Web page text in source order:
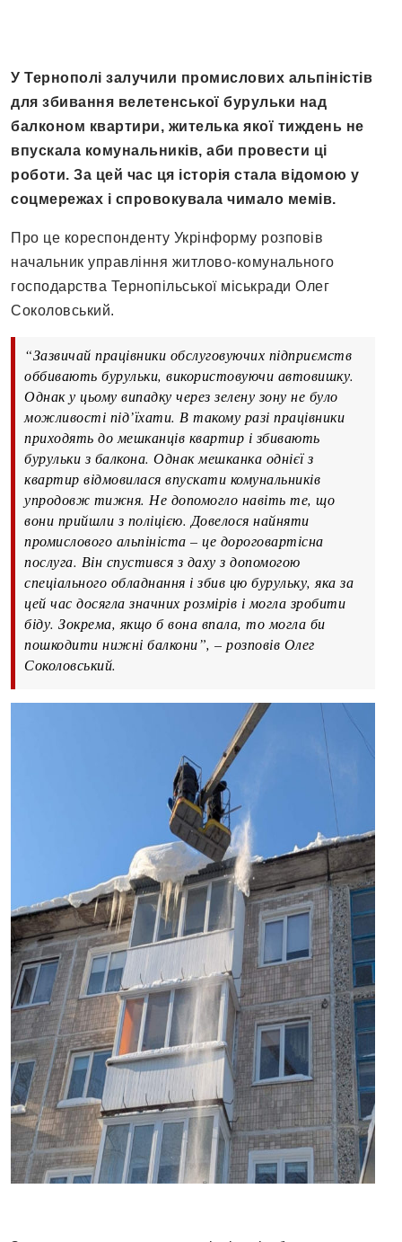
У Тернополі залучили промислових альпіністів
для збивання велетенської бурульки над
балконом квартири, жителька якої тиждень не
впускала комунальників, аби провести ці
роботи. За цей час ця історія стала відомою у
соцмережах і спровокувала чимало мемів.
Про це кореспонденту Укрінформу розповів
начальник управління житлово-комунального
господарства Тернопільської міськради Олег
Соколовський.
“Зазвичай працівники обслуговуючих підприємств
оббивають бурульки, використовуючи автовишку.
Однак у цьому випадку через зелену зону не було
можливості під’їхати. В такому разі працівники
приходять до мешканців квартир і збивають
бурульки з балкона. Однак мешканка однієї з
квартир відмовилася впускати комунальників
упродовж тижня. Не допомогло навіть те, що
вони прийшли з поліцією. Довелося найняти
промислового альпініста – це дороговартісна
послуга. Він спустився з даху з допомогою
спеціального обладнання і збив цю бурульку, яка за
цей час досягла значних розмірів і могла зробити
біду. Зокрема, якщо б вона впала, то могла би
пошкодити нижні балкони”, – розповів Олег
Соколовський.